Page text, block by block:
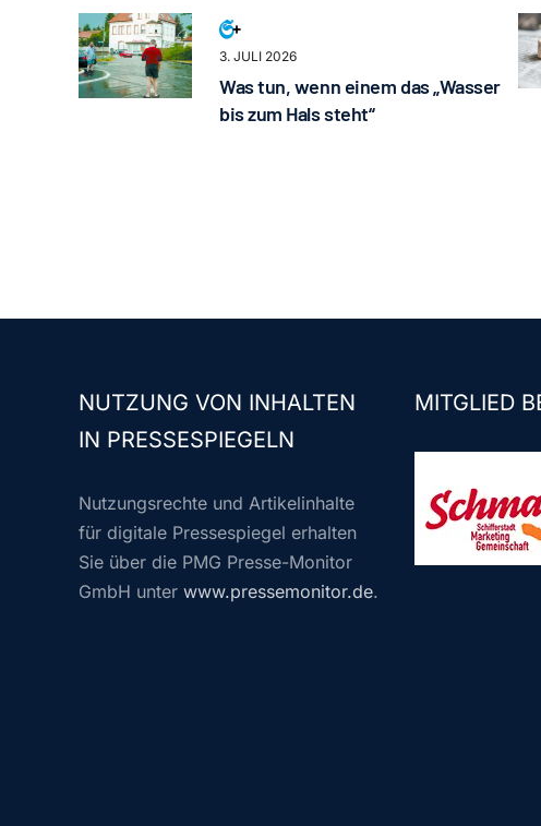
3. JULI 2026
Was tun, wenn einem das „Wasser
bis zum Hals steht“
NUTZUNG VON INHALTEN
IN PRESSESPIEGELN
Nutzungsrechte und Artikelinhalte
für digitale Pressespiegel erhalten
Sie über die PMG Presse-Monitor
GmbH unter www.pressemonitor.de.
MITGLIED